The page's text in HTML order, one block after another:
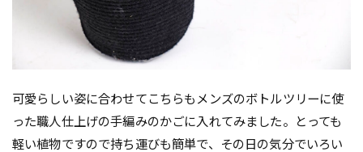
可愛らしい姿に合わせてこちらもメンズのボトルツリーに使
った職人仕上げの手編みのかごに入れてみました。とっても
軽い植物ですので持ち運びも簡単で、その日の気分でいろい